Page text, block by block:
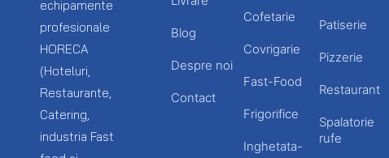
echipamente
profesionale
HORECA
(Hoteluri,
Restaurante,
Catering,
industria Fast
Blog
Despre noi
Contact
Cofetarie
Covrigarie
Fast-Food
Frigorifice
Inghetata-
Patiserie
Pizzerie
Restaurant
Spalatorie
rufe